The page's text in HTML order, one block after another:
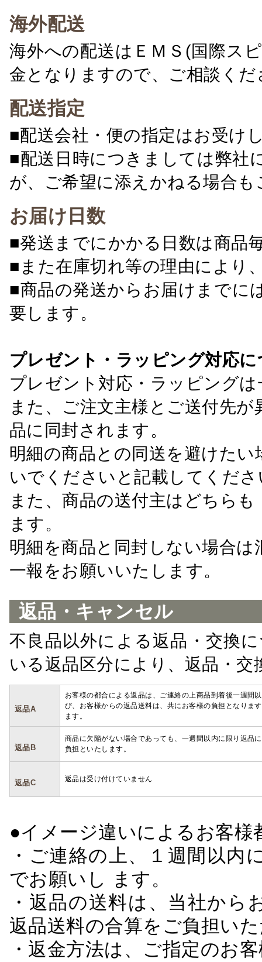
海外配送
海外への配送はＥＭＳ(国際ス
金となりますので、ご相談くだ
配送指定
■配送会社・便の指定はお受け
■配送日時につきましては弊社
が、ご希望に添えかねる場合
お届け日数
■発送までにかかる日数は商品
■また在庫切れ等の理由により
■商品の発送からお届けまでに
要します。
プレゼント・ラッピング対応
プレゼント対応・ラッピング
また、ご注文主様とご送付先
品に同封されます。
明細の商品との同送を避けた
いでくださいと記載してくださ
また、商品の送付主はどちら
ます。
明細を商品と同封しない場合
一報をお願いいたします。
返品・キャンセル
不良品以外による返品・交換
いる返品区分により、返品・
返品A
お客様の都合による返品は、ご連絡の上商品到着後一週間
び、お客様からの返品送料は、共にお客様の負担となりま
ます。
返品B
商品に欠陥がない場合であっても、一週間以内に限り返品
負担といたします。
返品C 返品は受け付けていません
●イメージ違いによるお客
・ご連絡の上、１週間以
でお願いし ます。
・返品の送料は、当社か
返品送料の合算をご負担い
・返金方法は、ご指定のお